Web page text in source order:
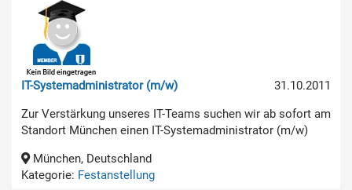
31.10.2011
IT-Systemadministrator (m/w)
Zur Verstärkung unseres IT-Teams suchen wir ab sofort am
Standort München einen IT-Systemadministrator (m/w)
München, Deutschland
Kategorie: Festanstellung